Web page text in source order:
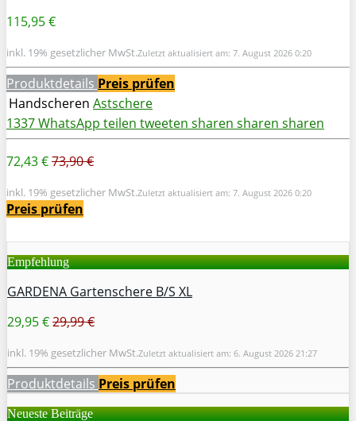
115,95 €
inkl. 19% gesetzlicher MwSt.Zuletzt aktualisiert am: 7. August 2026 0:20
Produktdetails Preis prüfen
Handscheren Astschere
1337WhatsApp teilen tweeten sharen sharen sharen
72,43 €73,90 €
inkl. 19% gesetzlicher MwSt.Zuletzt aktualisiert am: 7. August 2026 0:20
Preis prüfen
Empfehlung
GARDENA Gartenschere B/S XL
29,95 €29,99 €
inkl. 19% gesetzlicher MwSt.Zuletzt aktualisiert am: 6. August 2026 21:27
Produktdetails Preis prüfen
Neueste Beiträge